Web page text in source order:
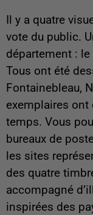
Il y a quatre
vote du public.
département : le
Tous ont été
Fontainebleau,
exemplaires ont
temps. Vous
bureaux de
les sites
des quatre
accompagné
inspirées des